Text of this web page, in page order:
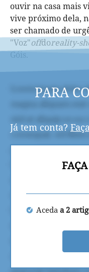
ouvir na casa mais
vive próximo dela,
ser chamado de
"Voz"offdoreality-
Góis.
PARA
Já tem conta?
Aceda a 2